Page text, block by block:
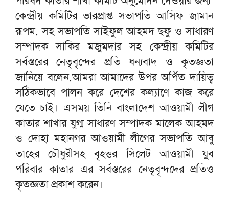
কেন্দ্রীয় কমিটির ভারপ্রাপ্ত সভাপতি আসিফ জামান
রূপম, সহ সভাপতি সাইফুল আহমদ ছফু ও সাধারণ
সম্পাদক সাকির মজুমদার সহ কেন্দ্রীয় কমিটির
সর্বস্তরের নেতৃবৃন্দের প্রতি ধন্যবাদ ও কৃতজ্ঞতা
জানিয়ে বলেন,আমরা আমাদের উপর অর্পিত দায়িত্ব
সঠিকভাবে পালন করে দেশের কল্যাণে কাজ করে
যেতে চাই। এসময় তিনি বাংলাদেশ আওয়ামী লীগ
কাতার শাখার যুগ্ম সাধারণ সম্পাদক মালেক আহমদ
ও দোহা মহানগর আওয়ামী লীগের সভাপতি আবু
তাহের চৌধুরীসহ বৃহত্তর সিলেট আওয়ামী যুব
পরিবার কাতার এর সর্বস্তরের নেতৃবৃন্দদের প্রতিও
কৃতজ্ঞতা প্রকাশ করেন।